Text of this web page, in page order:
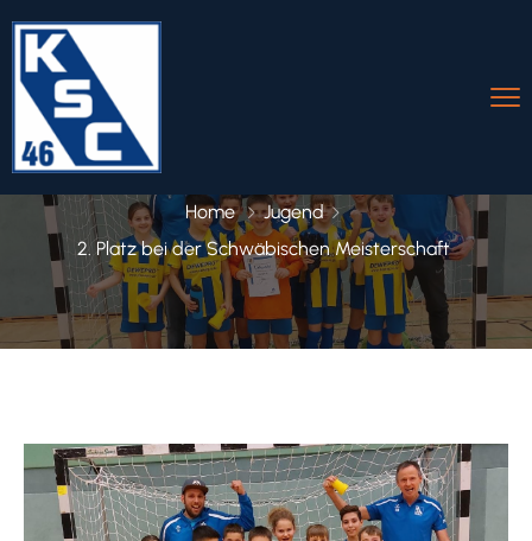
Home
Jugend
2. Platz bei der Schwäbischen Meisterschaft